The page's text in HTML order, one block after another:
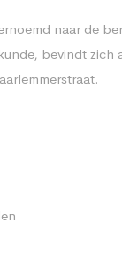
naar de
bevindt zich